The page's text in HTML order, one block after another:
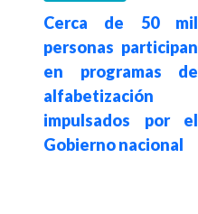
Cerca de 50 mil
personas participan
en programas de
alfabetización
impulsados por el
Gobierno nacional